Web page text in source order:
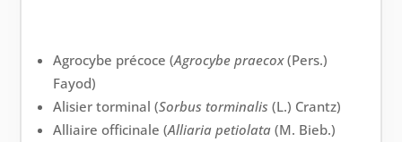
Agrocybe précoce (Agrocybe praecox(Pers.)
Fayod)
Alisier torminal (Sorbus torminalis(L.) Crantz)
Alliaire officinale (Alliaria petiolata (M. Bieb.)